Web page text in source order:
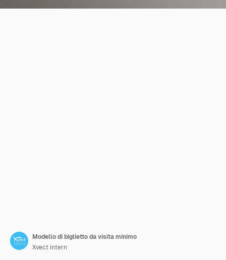
Modello di biglietto da visita minimo
Xvect intern